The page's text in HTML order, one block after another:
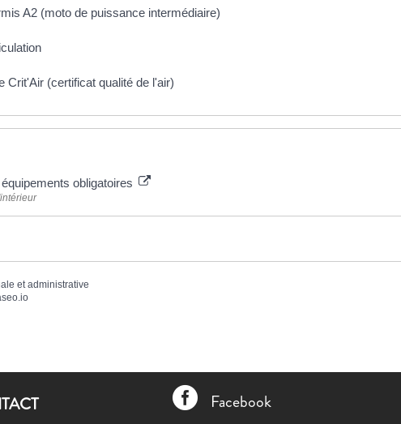
A2 (moto de puissance intermédiaire)
Crit'Air (certificat qualité de l'air)
obligatoires
et administrative
 Facebook